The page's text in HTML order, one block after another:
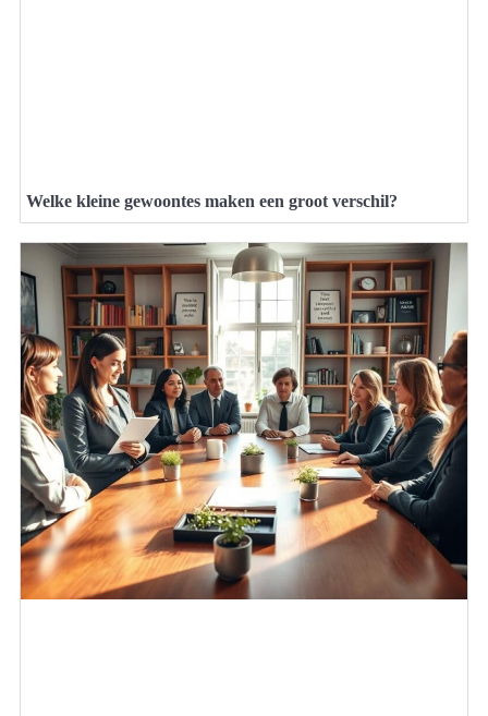
Welke kleine gewoontes maken een groot verschil?